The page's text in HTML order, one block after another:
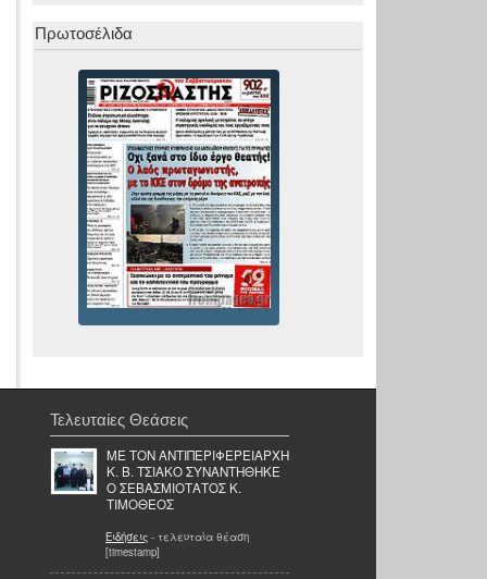
Πρωτοσέλιδα
Τελευταίες Θεάσεις
ΜΕ ΤΟΝ ΑΝΤΙΠΕΡΙΦΕΡΕΙΑΡΧΗ
Κ. Β. ΤΣΙΑΚΟ ΣΥΝΑΝΤΗΘΗΚΕ
Ο ΣΕΒΑΣΜΙΟΤΑΤΟΣ Κ.
ΤΙΜΟΘΕΟΣ
Ειδήσεις - τελευταία θέαση
[timestamp]